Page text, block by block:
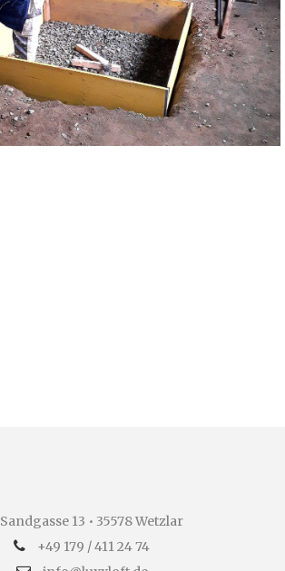
Sandgasse 13 • 35578 Wetzlar
+49 179 / 411 24 74